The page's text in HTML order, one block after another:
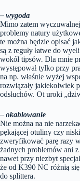
– wygoda
Mimo zatem
problemy natury
te można będzie opisać
są z reguły łatwe do
wokół tipsów. Dla mnie
występował tylko przy
na np. właśnie wyżej
rozwiązały jakiekolwiek
odsłuchów. Ot uroki
– okablowanie
Nie można na nie
pękającej otuliny czy
zweryfikować parę razy
żadnych problemów ani
nawet przy niezbyt
że od K390 NC różnią
do splittera.